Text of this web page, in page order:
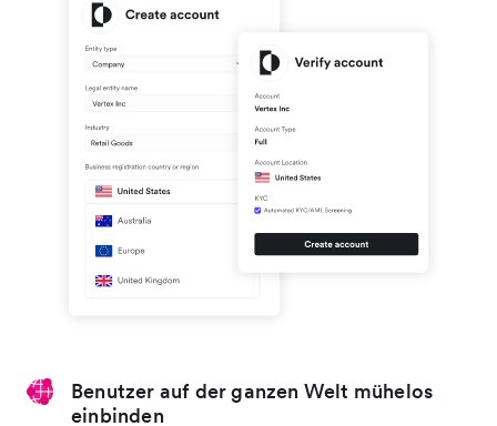
Benutzer auf der ganzen Welt mühelos
einbinden